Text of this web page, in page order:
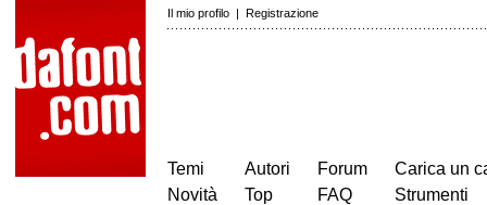
Il mio profilo | Registrazione
Temi
Novità
Autori
Top
Forum
FAQ
Carica un
Strumenti